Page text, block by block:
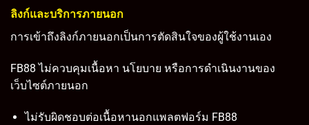
ลิงก์และบริการภายนอก
การเข้าถึงลิงก์ภายนอกเป็นการตัดสินใจของผู้ใช้งานเอง
FB88 ไม่ควบคุมเนื้อหา นโยบาย หรือการดำเนินงานของ
เว็บไซต์ภายนอก
ไม่รับผิดชอบต่อเนื้อหานอกแพลตฟอร์ม FB88